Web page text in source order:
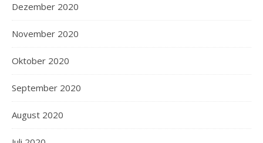
Dezember 2020
November 2020
Oktober 2020
September 2020
August 2020